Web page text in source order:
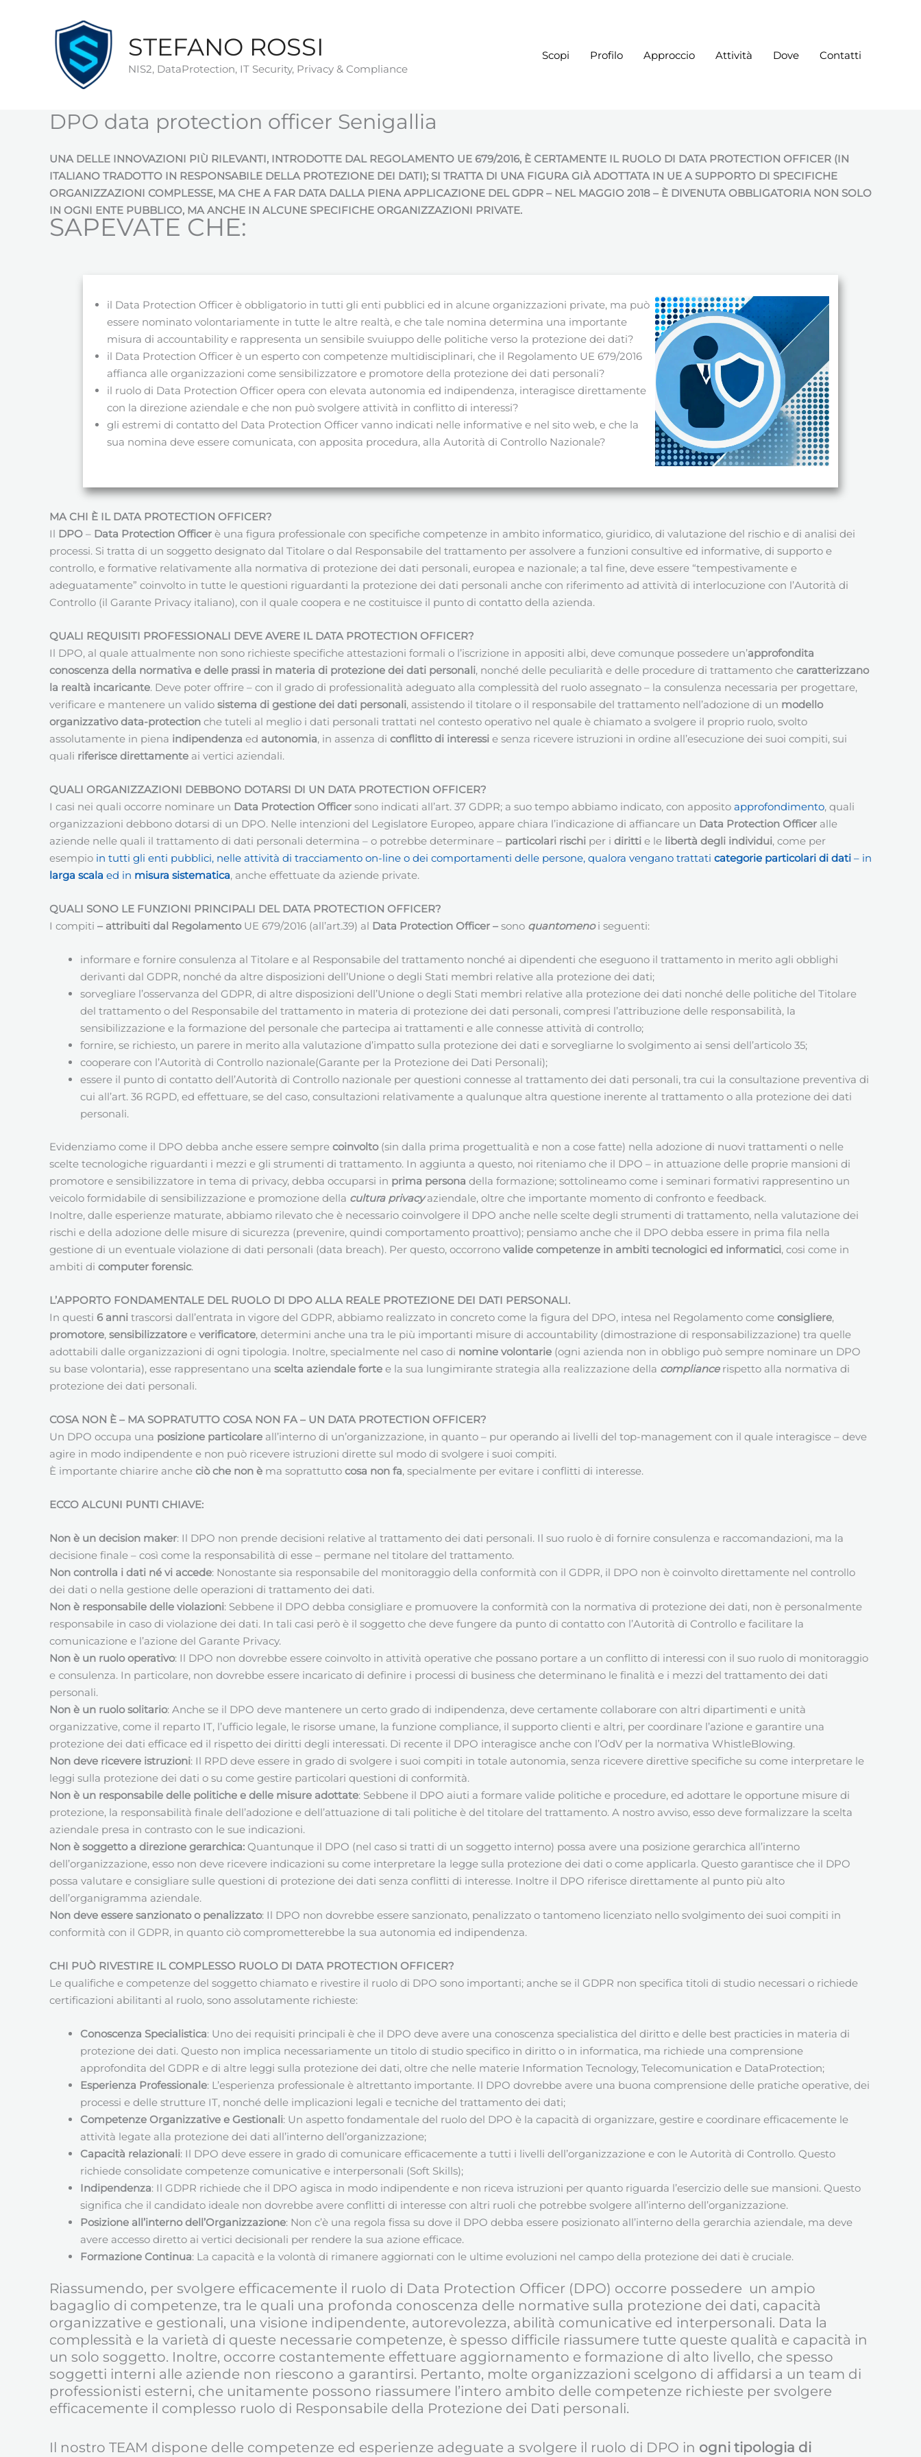
STEFANO ROSSI
NIS2, DataProtection, IT Security, Privacy & Compliance
Scopi Profilo Approccio Attività Dove Contatti
DPO data protection officer Senigallia
UNA DELLE INNOVAZIONI PIÙ RILEVANTI, INTRODOTTE DAL REGOLAMENTO UE 679/2016, È CERTAMENTE IL RUOLO DI DATA PROTECTION OFFICER (IN
ITALIANO TRADOTTO IN RESPONSABILE DELLA PROTEZIONE DEI DATI); SI TRATTA DI UNA FIGURA GIÀ ADOTTATA IN UE A SUPPORTO DI SPECIFICHE
ORGANIZZAZIONI COMPLESSE, MA CHE A FAR DATA DALLA PIENA APPLICAZIONE DEL GDPR – NEL MAGGIO 2018 – È DIVENUTA OBBLIGATORIA NON SOLO
IN OGNI ENTE PUBBLICO, MA ANCHE IN ALCUNE SPECIFICHE ORGANIZZAZIONI PRIVATE.
SAPEVATE CHE:
il Data Protection Officer è obbligatorio in tutti gli enti pubblici ed in alcune organizzazioni private, ma può
essere nominato volontariamente in tutte le altre realtà, e che tale nomina determina una importante
misura di accountability e rappresenta un sensibile svuiuppo delle politiche verso la protezione dei dati?
il Data Protection Officer è un esperto con competenze multidisciplinari, che il Regolamento UE 679/2016
affianca alle organizzazioni come sensibilizzatore e promotore della protezione dei dati personali?
il ruolo di Data Protection Officer opera con elevata autonomia ed indipendenza, interagisce direttamente
con la direzione aziendale e che non può svolgere attività in conflitto di interessi?
gli estremi di contatto del Data Protection Officer vanno indicati nelle informative e nel sito web, e che la
sua nomina deve essere comunicata, con apposita procedura, alla Autorità di Controllo Nazionale?
MA CHI È IL DATA PROTECTION OFFICER?
Il DPO – Data Protection Officer è una figura professionale con specifiche competenze in ambito informatico, giuridico, di valutazione del rischio e di analisi dei
processi. Si tratta di un soggetto designato dal Titolare o dal Responsabile del trattamento per assolvere a funzioni consultive ed informative, di supporto e
controllo, e formative relativamente alla normativa di protezione dei dati personali, europea e nazionale; a tal fine, deve essere “tempestivamente e
adeguatamente” coinvolto in tutte le questioni riguardanti la protezione dei dati personali anche con riferimento ad attività di interlocuzione con l’Autorità di
Controllo (il Garante Privacy italiano), con il quale coopera e ne costituisce il punto di contatto della azienda.
QUALI REQUISITI PROFESSIONALI DEVE AVERE IL DATA PROTECTION OFFICER?
Il DPO, al quale attualmente non sono richieste specifiche attestazioni formali o l’iscrizione in appositi albi, deve comunque possedere un’approfondita
conoscenza della normativa e delle prassi in materia di protezione dei dati personali, nonché delle peculiarità e delle procedure di trattamento che caratterizzano
la realtà incaricante. Deve poter offrire – con il grado di professionalità adeguato alla complessità del ruolo assegnato – la consulenza necessaria per progettare,
verificare e mantenere un valido sistema di gestione dei dati personali, assistendo il titolare o il responsabile del trattamento nell’adozione di un modello
organizzativo data-protection che tuteli al meglio i dati personali trattati nel contesto operativo nel quale è chiamato a svolgere il proprio ruolo, svolto
assolutamente in piena indipendenza ed autonomia, in assenza di conflitto di interessi e senza ricevere istruzioni in ordine all’esecuzione dei suoi compiti, sui
quali riferisce direttamente ai vertici aziendali.
QUALI ORGANIZZAZIONI DEBBONO DOTARSI DI UN DATA PROTECTION OFFICER?
I casi nei quali occorre nominare un Data Protection Officer sono indicati all’art. 37 GDPR; a suo tempo abbiamo indicato, con apposito approfondimento, quali
organizzazioni debbono dotarsi di un DPO. Nelle intenzioni del Legislatore Europeo, appare chiara l’indicazione di affiancare un Data Protection Officer alle
aziende nelle quali il trattamento di dati personali determina – o potrebbe determinare – particolari rischi per i diritti e le libertà degli individui, come per
esempio in tutti gli enti pubblici, nelle attività di tracciamento on-line o dei comportamenti delle persone, qualora vengano trattati categorie particolari di dati – in
larga scala ed in misura sistematica, anche effettuate da aziende private.
QUALI SONO LE FUNZIONI PRINCIPALI DEL DATA PROTECTION OFFICER?
I compiti – attribuiti dal RegolamentoUE 679/2016 (all’art.39) al Data Protection Officer – sono quantomenoi seguenti:
informare e fornire consulenza al Titolare e al Responsabile del trattamento nonché ai dipendenti che eseguono il trattamento in merito agli obblighi
derivanti dal GDPR, nonché da altre disposizioni dell’Unione o degli Stati membri relative alla protezione dei dati;
sorvegliare l’osservanza del GDPR, di altre disposizioni dell’Unione o degli Stati membri relative alla protezione dei dati nonché delle politiche del Titolare
del trattamento o del Responsabile del trattamento in materia di protezione dei dati personali, compresi l’attribuzione delle responsabilità, la
sensibilizzazione e la formazione del personale che partecipa ai trattamenti e alle connesse attività di controllo;
fornire, se richiesto, un parere in merito alla valutazione d’impatto sulla protezione dei dati e sorvegliarne lo svolgimento ai sensi dell’articolo 35;
cooperare con l’Autorità di Controllo nazionale(Garante per la Protezione dei Dati Personali);
essere il punto di contatto dell’Autorità di Controllo nazionale per questioni connesse al trattamento dei dati personali, tra cui la consultazione preventiva di
cui all’art. 36 RGPD, ed effettuare, se del caso, consultazioni relativamente a qualunque altra questione inerente al trattamento o alla protezione dei dati
personali.
Evidenziamo come il DPO debba anche essere sempre coinvolto(sin dalla prima progettualità e non a cose fatte) nella adozione di nuovi trattamenti o nelle
scelte tecnologiche riguardanti i mezzi e gli strumenti di trattamento. In aggiunta a questo, noi riteniamo che il DPO – in attuazione delle proprie mansioni di
promotore e sensibilizzatore in tema di privacy, debba occuparsi in prima persona della formazione; sottolineamo come i seminari formativi rappresentino un
veicolo formidabile di sensibilizzazione e promozione della cultura privacyaziendale, oltre che importante momento di confronto e feedback.
Inoltre, dalle esperienze maturate, abbiamo rilevato che è necessario coinvolgere il DPO anche nelle scelte degli strumenti di trattamento, nella valutazione dei
rischi e della adozione delle misure di sicurezza (prevenire, quindi comportamento proattivo); pensiamo anche che il DPO debba essere in prima fila nella
gestione di un eventuale violazione di dati personali (data breach). Per questo, occorrono valide competenze in ambiti tecnologici ed informatici, cosi come in
ambiti di computer forensic.
L’APPORTO FONDAMENTALE DEL RUOLO DI DPO ALLA REALE PROTEZIONE DEI DATI PERSONALI.
In questi 6 anni trascorsi dall’entrata in vigore del GDPR, abbiamo realizzato in concreto come la figura del DPO, intesa nel Regolamento come consigliere,
promotore, sensibilizzatore e verificatore, determini anche una tra le più importanti misure di accountability (dimostrazione di responsabilizzazione) tra quelle
adottabili dalle organizzazioni di ogni tipologia. Inoltre, specialmente nel caso di nomine volontarie (ogni azienda non in obbligo può sempre nominare un DPO
su base volontaria), esse rappresentano una scelta aziendale forte e la sua lungimirante strategia alla realizzazione della compliancerispetto alla normativa di
protezione dei dati personali.
COSA NON È – MA SOPRATUTTO COSA NON FA – UN DATA PROTECTION OFFICER?
Un DPO occupa una posizione particolare all’interno di un’organizzazione, in quanto – pur operando ai livelli del top-management con il quale interagisce – deve
agire in modo indipendente e non può ricevere istruzioni dirette sul modo di svolgere i suoi compiti.
È importante chiarire anche ciò che non è ma soprattutto cosa non fa, specialmente per evitare i conflitti di interesse.
ECCO ALCUNI PUNTI CHIAVE:
Non è un decision maker: Il DPO non prende decisioni relative al trattamento dei dati personali. Il suo ruolo è di fornire consulenza e raccomandazioni, ma la
decisione finale – così come la responsabilità di esse – permane nel titolare del trattamento.
Non controlla i dati né vi accede: Nonostante sia responsabile del monitoraggio della conformità con il GDPR, il DPO non è coinvolto direttamente nel controllo
dei dati o nella gestione delle operazioni di trattamento dei dati.
Non è responsabile delle violazioni: Sebbene il DPO debba consigliare e promuovere la conformità con la normativa di protezione dei dati, non è personalmente
responsabile in caso di violazione dei dati. In tali casi però è il soggetto che deve fungere da punto di contatto con l’Autorità di Controllo e facilitare la
comunicazione e l’azione del Garante Privacy.
Non è un ruolo operativo: Il DPO non dovrebbe essere coinvolto in attività operative che possano portare a un conflitto di interessi con il suo ruolo di monitoraggio
e consulenza. In particolare, non dovrebbe essere incaricato di definire i processi di business che determinano le finalità e i mezzi del trattamento dei dati
personali.
Non è un ruolo solitario: Anche se il DPO deve mantenere un certo grado di indipendenza, deve certamente collaborare con altri dipartimenti e unità
organizzative, come il reparto IT, l’ufficio legale, le risorse umane, la funzione compliance, il supporto clienti e altri, per coordinare l’azione e garantire una
protezione dei dati efficace ed il rispetto dei diritti degli interessati. Di recente il DPO interagisce anche con l’OdV per la normativa WhistleBlowing.
Non deve ricevere istruzioni: Il RPD deve essere in grado di svolgere i suoi compiti in totale autonomia, senza ricevere direttive specifiche su come interpretare le
leggi sulla protezione dei dati o su come gestire particolari questioni di conformità.
Non è un responsabile delle politiche e delle misure adottate: Sebbene il DPO aiuti a formare valide politiche e procedure, ed adottare le opportune misure di
protezione, la responsabilità finale dell’adozione e dell’attuazione di tali politiche è del titolare del trattamento. A nostro avviso, esso deve formalizzare la scelta
aziendale presa in contrasto con le sue indicazioni.
Non è soggetto a direzione gerarchica: Quantunque il DPO (nel caso si tratti di un soggetto interno) possa avere una posizione gerarchica all’interno
dell’organizzazione, esso non deve ricevere indicazioni su come interpretare la legge sulla protezione dei dati o come applicarla. Questo garantisce che il DPO
possa valutare e consigliare sulle questioni di protezione dei dati senza conflitti di interesse. Inoltre il DPO riferisce direttamente al punto più alto
dell’organigramma aziendale.
Non deve essere sanzionato o penalizzato: Il DPO non dovrebbe essere sanzionato, penalizzato o tantomeno licenziato nello svolgimento dei suoi compiti in
conformità con il GDPR, in quanto ciò comprometterebbe la sua autonomia ed indipendenza.
CHI PUÒ RIVESTIRE IL COMPLESSO RUOLO DI DATA PROTECTION OFFICER?
Le qualifiche e competenze del soggetto chiamato e rivestire il ruolo di DPO sono importanti; anche se il GDPR non specifica titoli di studio necessari o richiede
certificazioni abilitanti al ruolo, sono assolutamente richieste:
Conoscenza Specialistica: Uno dei requisiti principali è che il DPO deve avere una conoscenza specialistica del diritto e delle best practicies in materia di
protezione dei dati. Questo non implica necessariamente un titolo di studio specifico in diritto o in informatica, ma richiede una comprensione
approfondita del GDPR e di altre leggi sulla protezione dei dati, oltre che nelle materie Information Tecnology, Telecomunication e DataProtection;
Esperienza Professionale: L’esperienza professionale è altrettanto importante. Il DPO dovrebbe avere una buona comprensione delle pratiche operative, dei
processi e delle strutture IT, nonché delle implicazioni legali e tecniche del trattamento dei dati;
Competenze Organizzative e Gestionali: Un aspetto fondamentale del ruolo del DPO è la capacità di organizzare, gestire e coordinare efficacemente le
attività legate alla protezione dei dati all’interno dell’organizzazione;
Capacità relazionali: Il DPO deve essere in grado di comunicare efficacemente a tutti i livelli dell’organizzazione e con le Autorità di Controllo. Questo
richiede consolidate competenze comunicative e interpersonali (Soft Skills);
Indipendenza: Il GDPR richiede che il DPO agisca in modo indipendente e non riceva istruzioni per quanto riguarda l’esercizio delle sue mansioni. Questo
significa che il candidato ideale non dovrebbe avere conflitti di interesse con altri ruoli che potrebbe svolgere all’interno dell’organizzazione.
Posizione all’interno dell’Organizzazione: Non c’è una regola fissa su dove il DPO debba essere posizionato all’interno della gerarchia aziendale, ma deve
avere accesso diretto ai vertici decisionali per rendere la sua azione efficace.
Formazione Continua: La capacità e la volontà di rimanere aggiornati con le ultime evoluzioni nel campo della protezione dei dati è cruciale.
Riassumendo, per svolgere efficacemente il ruolo di Data Protection Officer (DPO) occorre possedere un ampio
bagaglio di competenze, tra le quali una profonda conoscenza delle normative sulla protezione dei dati, capacità
organizzative e gestionali, una visione indipendente, autorevolezza, abilità comunicative ed interpersonali. Data la
complessità e la varietà di queste necessarie competenze, è spesso difficile riassumere tutte queste qualità e capacità in
un solo soggetto. Inoltre, occorre costantemente effettuare aggiornamento e formazione di alto livello, che spesso
soggetti interni alle aziende non riescono a garantirsi. Pertanto, molte organizzazioni scelgono di affidarsi a un team di
professionisti esterni, che unitamente possono riassumere l’intero ambito delle competenze richieste per svolgere
efficacemente il complesso ruolo di Responsabile della Protezione dei Dati personali.
Il nostro TEAM dispone delle competenze ed esperienze adeguate a svolgere il ruolo di DPO in ogni tipologia di